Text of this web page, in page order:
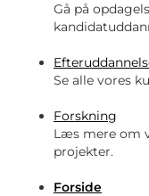
Gå på
Se alle vores
Forskning
Læs mere om
projekter.
Forside